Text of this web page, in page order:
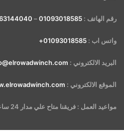
رقم الهاتف : 01093018585
–
واتس اب : 01093018585+
البريد الالكتروني :
الموقع الالكتروني :
مواعيد العمل : فريقنا متاح علي مدار 24 ساعة جميع ايام الاسبوع.